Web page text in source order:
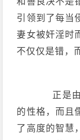
引领到了每当
妻女被奸淫时
不仅仅是错，
正是由
的性格，而且
了高度的智慧